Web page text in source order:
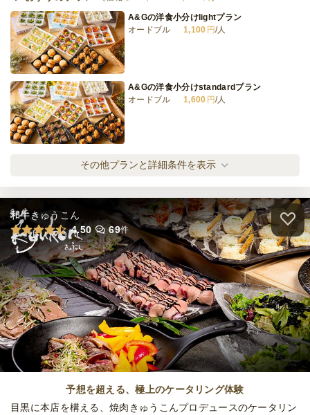
オードブル
6,500円
A&Gの洋食小分けlightプラン
オードブル
1,100 円/人
A&Gの洋食小分けstandardプラン
オードブル
1,600 円/人
オードブル
2,100円/人
A&Gの洋食小分けdeluxeプラン
オードブル
2,600円/人
全てのプランを見る（4件）
オードブル
締切
1日前13時
最低ご注文金額 12,000円
その他プランと詳細条件を表示
和牛きゅうこん
4.50
69件
予想を超える、極上のケータリング体験
目黒に本店を構える、焼肉きゅうこんプロデュースのケータリン